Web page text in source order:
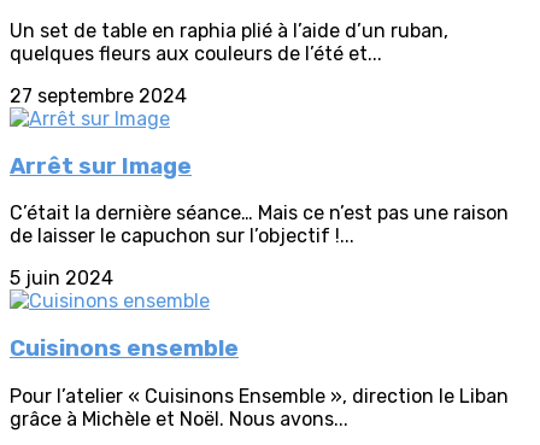
Un set de table en raphia plié à l’aide d’un ruban,
quelques fleurs aux couleurs de l’été et...
27 septembre 2024
Arrêt sur Image
C’était la dernière séance… Mais ce n’est pas une raison
de laisser le capuchon sur l’objectif !...
5 juin 2024
Cuisinons ensemble
Pour l’atelier « Cuisinons Ensemble », direction le Liban
grâce à Michèle et Noël. Nous avons...